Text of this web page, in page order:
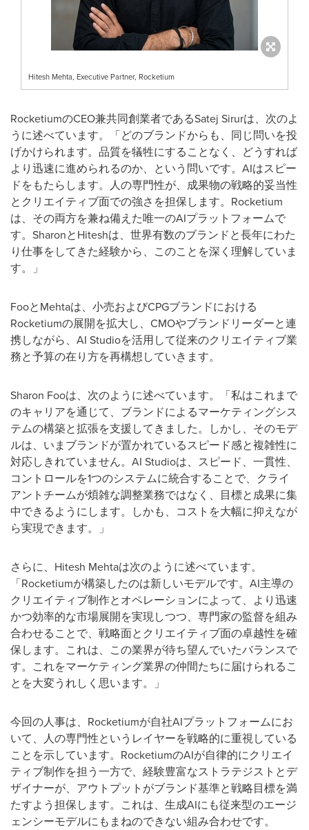
Hitesh Mehta, Executive Partner, Rocketium
RocketiumのCEO兼共同創業者であるSatej Sirurは、次のよ
うに述べています。「どのブランドからも、同じ問いを投
げかけられます。品質を犠牲にすることなく、どうすれば
より迅速に進められるのか、という問いです。AIはスピー
ドをもたらします。人の専門性が、成果物の戦略的妥当性
とクリエイティブ面での強さを担保します。Rocketium
は、その両方を兼ね備えた唯一のAIプラットフォームで
す。SharonとHiteshは、世界有数のブランドと長年にわた
り仕事をしてきた経験から、このことを深く理解していま
す。」
FooとMehtaは、小売およびCPGブランドにおける
Rocketiumの展開を拡大し、CMOやブランドリーダーと連
携しながら、AI Studioを活用して従来のクリエイティブ業
務と予算の在り方を再構想していきます。
Sharon Fooは、次のように述べています。「私はこれまで
のキャリアを通じて、ブランドによるマーケティングシス
テムの構築と拡張を支援してきました。しかし、そのモデ
ルは、いまブランドが置かれているスピード感と複雑性に
対応しきれていません。AI Studioは、スピード、一貫性、
コントロールを1つのシステムに統合することで、クライ
アントチームが煩雑な調整業務ではなく、目標と成果に集
中できるようにします。しかも、コストを大幅に抑えなが
ら実現できます。」
さらに、Hitesh Mehtaは次のように述べています。
「Rocketiumが構築したのは新しいモデルです。AI主導の
クリエイティブ制作とオペレーションによって、より迅速
かつ効率的な市場展開を実現しつつ、専門家の監督を組み
合わせることで、戦略面とクリエイティブ面の卓越性を確
保します。これは、この業界が待ち望んでいたバランスで
す。これをマーケティング業界の仲間たちに届けられるこ
とを大変うれしく思います。」
今回の人事は、Rocketiumが自社AIプラットフォームにお
いて、人の専門性というレイヤーを戦略的に重視している
ことを示しています。RocketiumのAIが自律的にクリエイ
ティブ制作を担う一方で、経験豊富なストラテジストとデ
ザイナーが、アウトプットがブランド基準と戦略目標を満
たすよう担保します。これは、生成AIにも従来型のエージ
ェンシーモデルにもまねのできない組み合わせです。